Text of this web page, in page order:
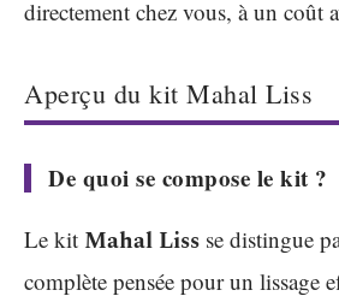
directement chez vous, à un coût
Aperçu du kit Mahal Liss
De quoi se compose le kit ?
Le kit Mahal Liss se distingue
complète pensée pour un lissage